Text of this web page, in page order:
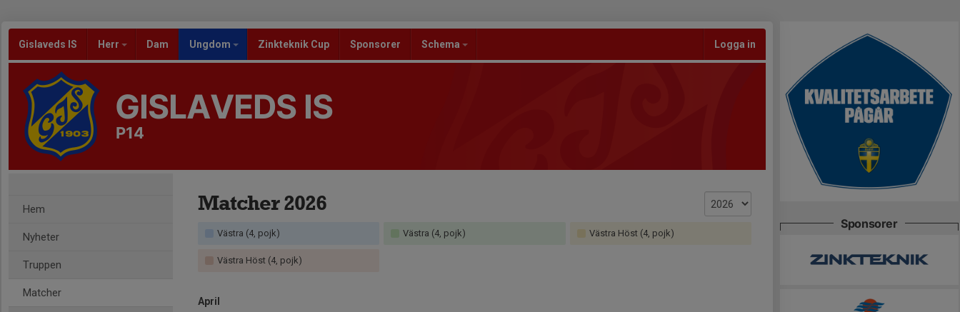
Gislaveds IS Herr Dam Ungdom Zinkteknik Cup Sponsorer Schema Logga in
GISLAVEDS IS
P14
Hem
Nyheter
Truppen
Matcher
Matcher 2026
Västra (4, pojk) Västra (4, pojk) Västra Höst (4, pojk)
Västra Höst (4, pojk)
April
Sponsorer